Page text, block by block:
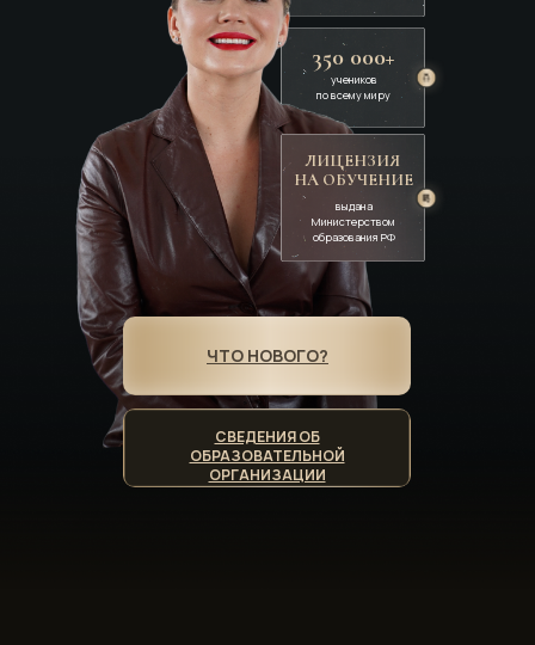
350 000+
учеников
по всему миру
ЛИЦЕНЗИЯ
НА ОБУЧЕНИЕ
выдана
Министерством
образования РФ
ЧТО НОВОГО?
СВЕДЕНИЯ ОБ
ОБРАЗОВАТЕЛЬНОЙ
ОРГАНИЗАЦИИ